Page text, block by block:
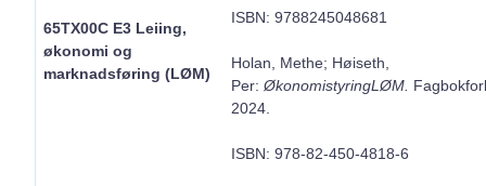
65TX00C E3 Leiing,
økonomi og
marknadsføring (LØM)
ISBN: 9788245048681
Holan, Methe; Høiseth,
Per: ØkonomistyringLØM.
2024.
ISBN: 978-82-450-4818-6